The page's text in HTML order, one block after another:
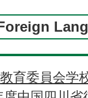
教育委員会学